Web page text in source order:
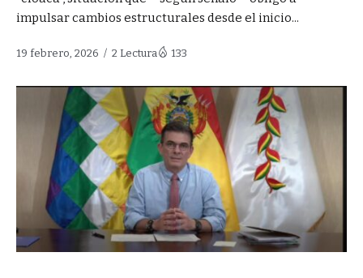
impulsar cambios estructurales desde el inicio...
19 febrero, 2026 2 Lectura 133